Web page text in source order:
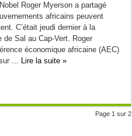
Roger Myerson a partagé
africains peuvent
C’était jeudi dernier à la
Sal au Cap-Vert. Roger
économique africaine (AEC)
... Lire la suite »
Page 1 sur 2